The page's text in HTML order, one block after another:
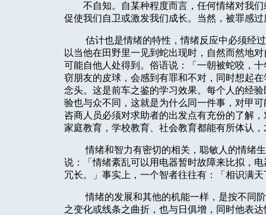
不自知。自某种程度而言，任何情绪对我
促使我们自卫或激发我们成长。当然，被罪感
估计也是情绪的特性，情绪反应中必须经
以当他在田野里一见到蛇出现时，自然而然地
可能自他人处得到。俗语说：「一朝被蛇咬，
窃朋友的皮球，会感到有罪和不对，同时想起
念头。这是前车之鉴的学习效果。每个人的经
验也与众不同，这就是为什么同一件事，对甲
咨商人员必须对求助者的出发点有充份的了解
家庭教育，学校教育、社会教育都能有所体认
情绪和智力有密切的相关，聪敏人的情绪
说：「情绪紊乱可以用电器暂时故障来比拟，
冗长。」事实上，一个智者往往有：「相识满
情绪的发展和其他的机能一样，是按不同
之变化或线条之曲折，也与日俱增，同时他表